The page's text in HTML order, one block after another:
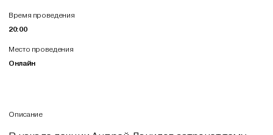
Время проведения
20:00
Место проведения
Онлайн
Описание